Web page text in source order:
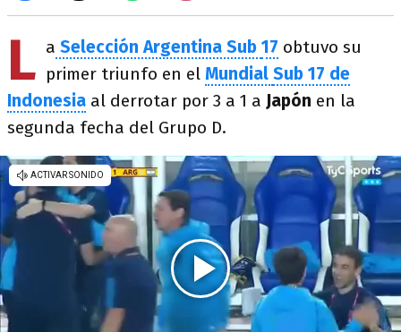
L a Selección Argentina Sub 17 obtuvo su
primer triunfo en el Mundial Sub 17 de
Indonesia al derrotar por 3 a 1 a Japón en la
segunda fecha del Grupo D.